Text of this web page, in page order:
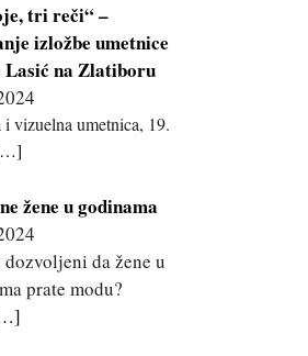
tri reči“ –
izložbe umetnice
Lasić na Zlatiboru
vizuelna umetnica, 19.
žene u godinama
da žene u
prate modu?